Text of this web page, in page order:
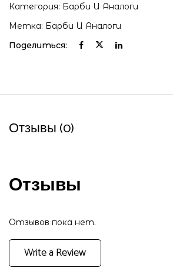
Категория: Барби И Аналоги
Метка: Барби И Аналоги
Поделиться:
Отзывы (0)
Отзывы
Отзывов пока нет.
Write a Review